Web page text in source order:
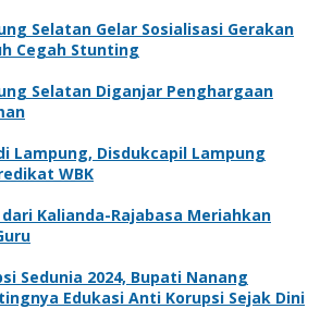
Selatan Gelar Sosialisasi Gerakan
Cegah Stunting
Selatan Diganjar Penghargaan
Lampung, Disdukcapil Lampung
WBK
dari Kalianda-Rajabasa Meriahkan
Sedunia 2024, Bupati Nanang
Edukasi Anti Korupsi Sejak Dini